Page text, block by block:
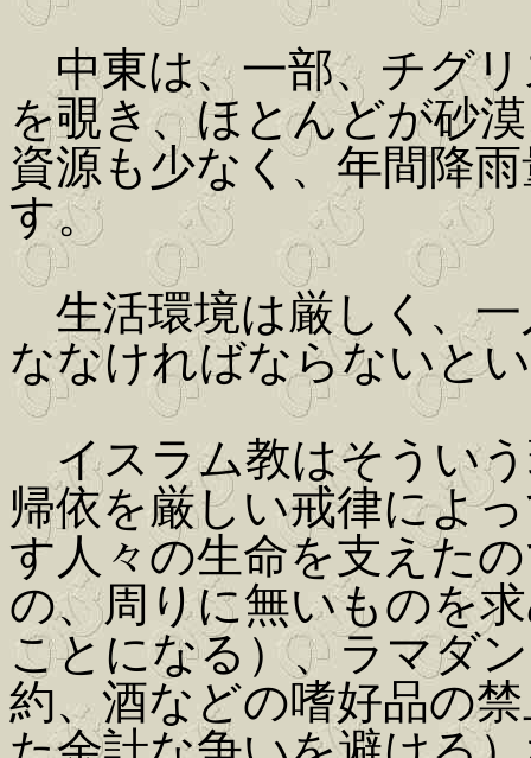
中東は、一部、チグ
を覗き、ほとんどが砂
資源も少なく、年間降
す。
生活環境は厳しく、
ななければならないと
イスラム教はそうい
帰依を厳しい戒律によ
す人々の生命を支えた
の、周りに無いものを
ことになる）、ラマダ
約、酒などの嗜好品の